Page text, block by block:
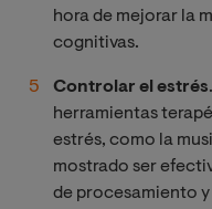
hora de mejorar la
cognitivas.
Controlar el estrés
herramientas
estrés, como la
mostrado ser
de procesamiento